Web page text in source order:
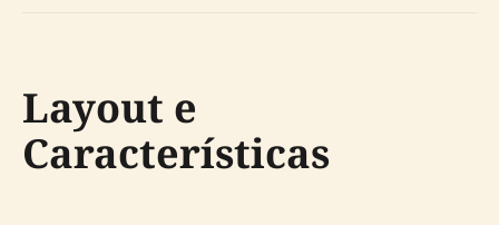
Layout e
Características